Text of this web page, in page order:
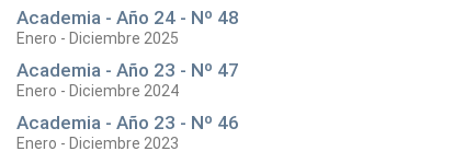
Academia - Año 24 - Nº 48
Enero - Diciembre 2025
Academia - Año 23 - Nº 47
Enero - Diciembre 2024
Academia - Año 23 - Nº 46
Enero - Diciembre 2023